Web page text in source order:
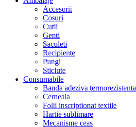
Accesorii
Cosuri
Cutii
Genti
Saculeti
Recipiente
Pungi
Sticlute
Consumabile
Banda adeziva termorezistenta
Cerneala
Folii inscriptionat textile
Hartie sublimare
Mecanisme ceas